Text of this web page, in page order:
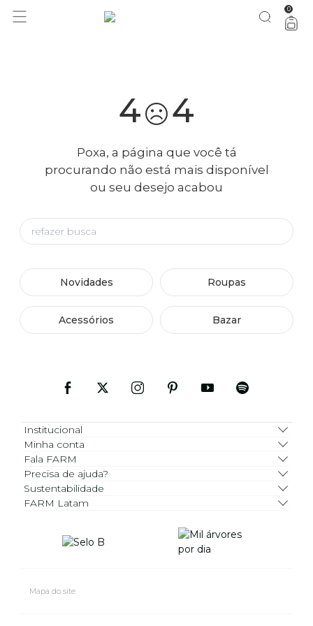
você merece 30% OFF pra comemorar com a gente aproveita! 0
4 4
Poxa, a página que você tá
procurando não está mais disponível
ou seu desejo acabou
Novidades Roupas
Acessórios Bazar
Institucional
Minha conta
Fala FARM
Precisa de ajuda?
Sustentabilidade
FARM Latam
Mapa do site